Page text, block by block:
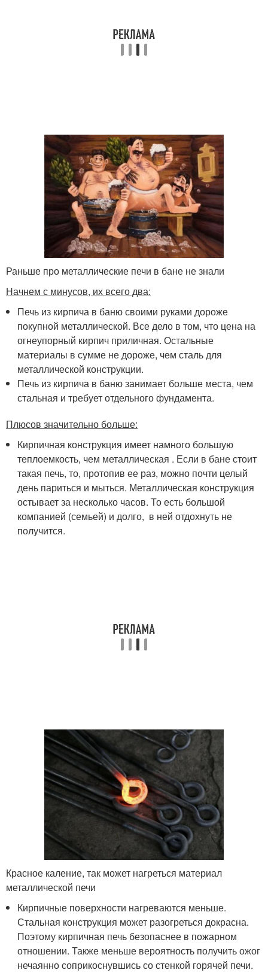
Раньше про металлические печи в бане не знали
Начнем с минусов, их всего два:
Печь из кирпича в баню своими руками дороже
покупной металлической. Все дело в том, что цена на
огнеупорный кирпич приличная. Остальные
материалы в сумме не дороже, чем сталь для
металлической конструкции.
Печь из кирпича в баню занимает больше места, чем
стальная и требует отдельного фундамента.
Плюсов значительно больше:
Кирпичная конструкция имеет намного большую
теплоемкость, чем металлическая . Если в бане стоит
такая печь, то, протопив ее раз, можно почти целый
день париться и мыться. Металлическая конструкция
остывает за несколько часов. То есть большой
компанией (семьей) и долго, в ней отдохнуть не
получится.
Красное каление, так может нагреться материал
металлической печи
Кирпичные поверхности нагреваются меньше.
Стальная конструкция может разогреться докрасна.
Поэтому кирпичная печь безопаснее в пожарном
отношении. Также меньше вероятность получить ожог
нечаянно соприкоснувшись со стенкой горячей печи.